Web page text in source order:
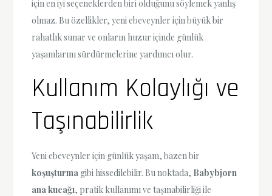
için en iyi seçeneklerden biri olduğunu söylemek yanlış
olmaz. Bu özellikler, yeni ebeveynler için büyük bir
rahatlık sunar ve onların huzur içinde günlük
yaşamlarını sürdürmelerine yardımcı olur.
Kullanım Kolaylığı ve
Taşınabilirlik
Yeni ebeveynler için günlük yaşam, bazen bir
koşuşturma gibi hissedilebilir. Bu noktada, Babybjorn
ana kucağı, pratik kullanımı ve taşınabilirliği ile